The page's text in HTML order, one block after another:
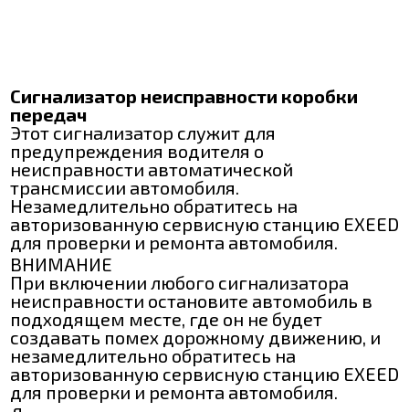
Сигнализатор неисправности коробки
передач
Этот сигнализатор служит для
предупреждения водителя о
неисправности автоматической
трансмиссии автомобиля.
Незамедлительно обратитесь на
авторизованную сервисную станцию EXEED
для проверки и ремонта автомобиля.
ВНИМАНИЕ
При включении любого сигнализатора
неисправности остановите автомобиль в
подходящем месте, где он не будет
создавать помех дорожному движению, и
незамедлительно обратитесь на
авторизованную сервисную станцию EXEED
для проверки и ремонта автомобиля.